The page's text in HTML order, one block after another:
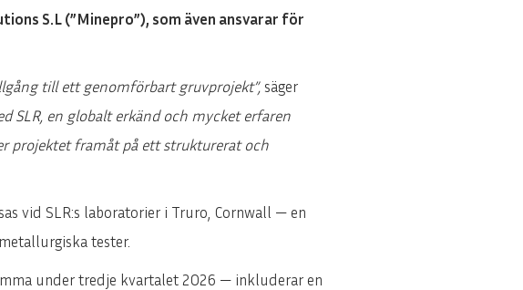
S.L (”Minepro”), som även ansvarar för
till ett genomförbart gruvprojekt”, säger
SLR, en globalt erkänd och mycket erfaren
projektet framåt på ett strukturerat och
vid SLR:s laboratorier i Truro, Cornwall — en
tester.
under tredje kvartalet 2026 — inkluderar en